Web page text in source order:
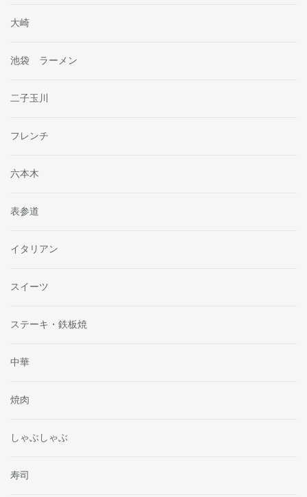
大崎
池袋 ラーメン
二子玉川
フレンチ
六本木
表参道
イタリアン
スイーツ
ステーキ・鉄板焼
中華
焼肉
しゃぶしゃぶ
寿司